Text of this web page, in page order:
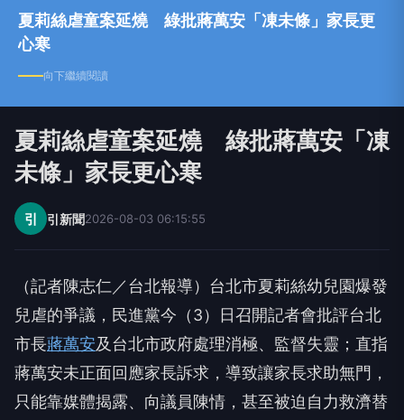
夏莉絲虐童案延燒 綠批蔣萬安「凍未條」家長更
心寒
向下繼續閱讀
夏莉絲虐童案延燒 綠批蔣萬安「凍
未條」家長更心寒
引 引新聞2026-08-03 06:15:55
（記者陳志仁／台北報導）台北市夏莉絲幼兒園爆發
兒虐的爭議，民進黨今（3）日召開記者會批評台北
市長蔣萬安及台北市政府處理消極、監督失靈；直指
蔣萬安未正面回應家長訴求，導致讓家長求助無門，
只能靠媒體揭露、向議員陳情，甚至被迫自力救濟替